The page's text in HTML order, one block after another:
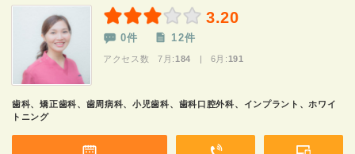
3.20
0件 12件
アクセス数 7月: 184 | 6月: 191
歯科、矯正歯科、歯周病科、小児歯科、歯科口腔外科、インプラント、ホワイ
トニング